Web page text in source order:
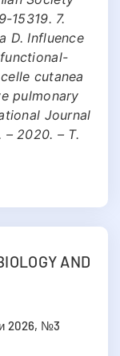
15319. 7.
D. Influence
cutanea
pulmonary
Journal
– 2020. – Т.
AND
2026, №3